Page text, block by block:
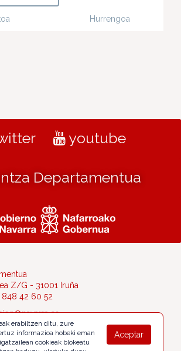
Hurrengoa
youtube
Departamentua
Z/G - 31001 Iruña
42 60 52
Aceptar
erabiltzen ditu, zure
informazioa hobeki eman
cookieak blokeatu